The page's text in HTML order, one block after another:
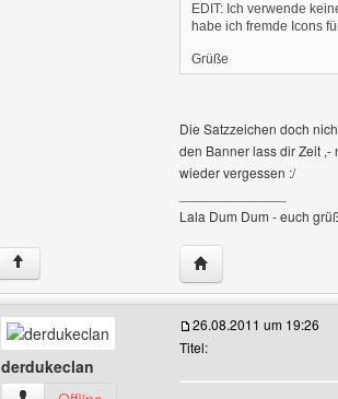
EDIT: Ich verwende
habe ich fremde Icons
Grüße
Die Satzzeichen doch
den Banner lass dir Zeit ,-
wieder vergessen :/
Lala Dum Dum - euch
↑ Website dieses
derdukeclan
26.08.2011 um 19:26
Titel: